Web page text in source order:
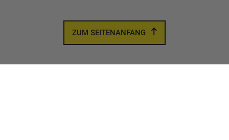
ZUM SEITENANFANG